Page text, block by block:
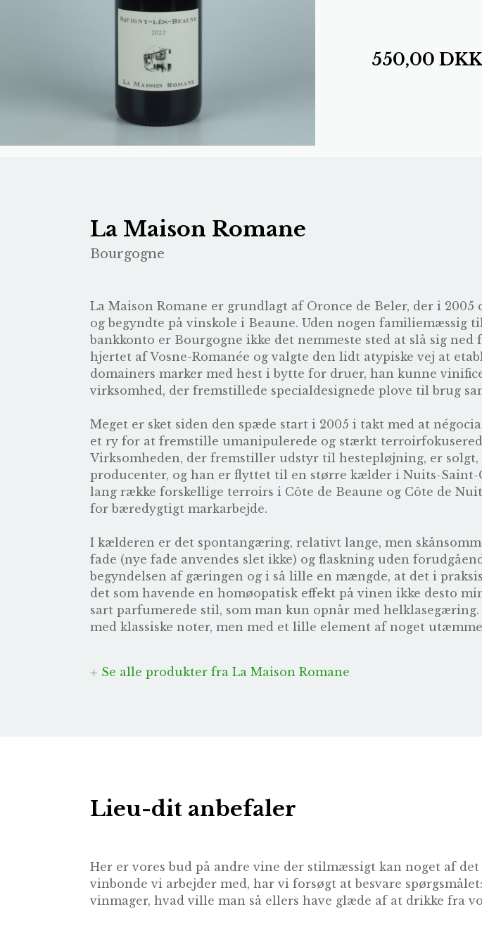
550,00 DKK
La Maison Romane
Bourgogne
La Maison Romane er grundlagt af Oronce de Beler, der i
og begyndte på vinskole i Beaune. Uden nogen
bankkonto er Bourgogne ikke det nemmeste sted at slå sig
hjertet af Vosne-Romanée og valgte den lidt atypiske vej at
domainers marker med hest i bytte for druer, han kunne
virksomhed, der fremstillede specialdesignede plove til brug
Meget er sket siden den spæde start i 2005 i takt med at
et ry for at fremstille umanipulerede og stærkt
Virksomheden, der fremstiller udstyr til hestepløjning, er
producenter, og han er flyttet til en større kælder i Nuits-
lang række forskellige terroirs i Côte de Beaune og Côte de
for bæredygtigt markarbejde.
I kælderen er det spontangæring, relativt lange, men
fade (nye fade anvendes slet ikke) og flaskning uden
begyndelsen af gæringen og i så lille en mængde, at det i
det som havende en homøopatisk effekt på vinen ikke desto
sart parfumerede stil, som man kun opnår med
med klassiske noter, men med et lille element af noget
Se alle produkter fra La Maison Romane
Lieu-dit anbefaler
Her er vores bud på andre vine der stilmæssigt kan noget af
vinbonde vi arbejder med, har vi forsøgt at besvare
vinmager, hvad ville man så ellers have glæde af at drikke fra